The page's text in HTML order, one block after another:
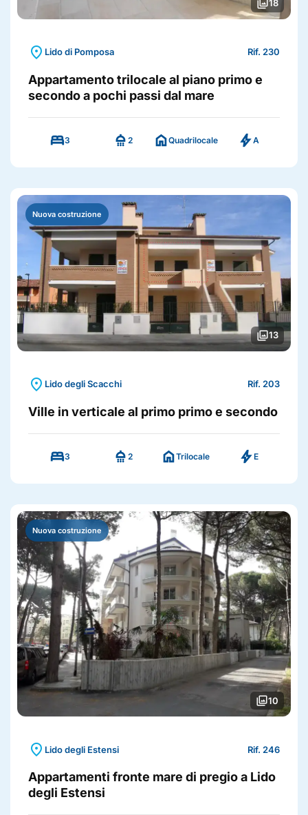
photo_library18
location_on Lido di Pomposa Rif. 230
Appartamento trilocale al piano primo e
secondo a pochi passi dal mare
bed3 shower 2 homeQuadrilocale boltA
Nuova costruzione
photo_library13
location_on Lido degli Scacchi Rif. 203
Ville in verticale al primo primo e secondo
bed3 shower 2 homeTrilocale boltE
Nuova costruzione
photo_library10
location_on Lido degli Estensi Rif. 246
Appartamenti fronte mare di pregio a Lido
degli Estensi